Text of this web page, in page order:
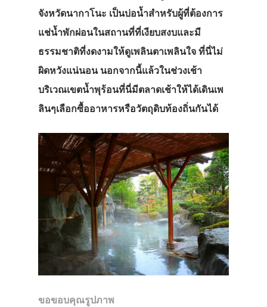
จังหวัดนากาโนะ เป็นบ่อน้ำสำหรับผู้ที่ต้องการ
แช่น้ำพักผ่อนในสถานที่ที่เงียบสงบและมี
ธรรมชาติที่งดงามให้ดูเพลินตาเพลินใจ ที่นี่ไม่
ผิดหวังแน่นอน นอกจากนี้แล้วในช่วงเช้า
บริเวณเขตน้ำพุร้อนที่นี่มีตลาดเช้าให้ได้เดินเพ
ลินๆเลือกซื้ออาหารหรือวัตถุดิบท้องถิ่นกันได้
ขอขอบคุณรูปภาพ